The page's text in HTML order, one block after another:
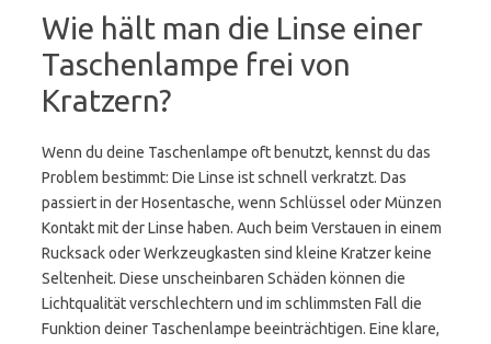
Wie hält man die Linse einer
Taschenlampe frei von
Kratzern?
Wenn du deine Taschenlampe oft benutzt, kennst du das
Problem bestimmt: Die Linse ist schnell verkratzt. Das
passiert in der Hosentasche, wenn Schlüssel oder Münzen
Kontakt mit der Linse haben. Auch beim Verstauen in einem
Rucksack oder Werkzeugkasten sind kleine Kratzer keine
Seltenheit. Diese unscheinbaren Schäden können die
Lichtqualität verschlechtern und im schlimmsten Fall die
Funktion deiner Taschenlampe beeinträchtigen. Eine klare,